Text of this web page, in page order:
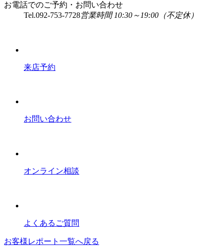
お電話でのご予約・お問い合わせ
Tel.092-753-7728営業時間 10:30～19:00（不定休）
来店予約
お問い合わせ
オンライン相談
よくあるご質問
お客様レポート一覧へ戻る